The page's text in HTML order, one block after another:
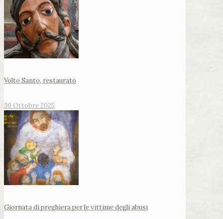
Volto Santo, restaurato
30 Ottobre 2025
Giornata di preghiera per le vittime degli abusi